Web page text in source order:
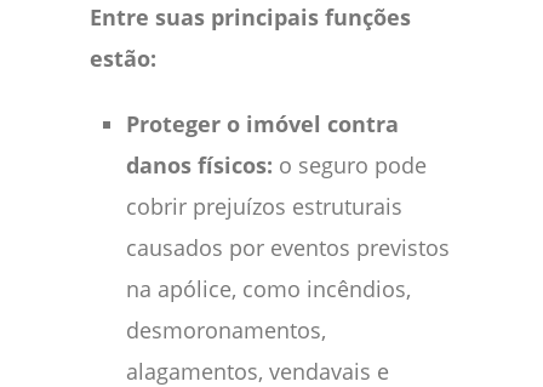
Entre suas principais funções
estão:
Proteger o imóvel contra
danos físicos: o seguro pode
cobrir prejuízos estruturais
causados por eventos previstos
na apólice, como incêndios,
desmoronamentos,
alagamentos, vendavais e